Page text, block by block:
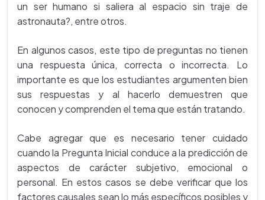
un ser humano si saliera al espacio sin traje de
astronauta?, entre otros.
En algunos casos, este tipo de preguntas no tienen
una respuesta única, correcta o incorrecta. Lo
importante es que los estudiantes argumenten bien
sus respuestas y al hacerlo demuestren que
conocen y comprenden el tema que están tratando.
Cabe agregar que es necesario tener cuidado
cuando la Pregunta Inicial conduce a la predicción de
aspectos de carácter subjetivo, emocional o
personal. En estos casos se debe verificar que los
factores causales sean lo más específicos posibles y